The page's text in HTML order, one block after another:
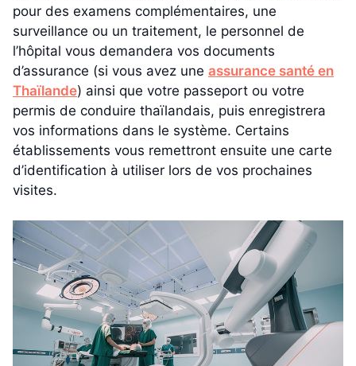
pour des examens complémentaires, une
surveillance ou un traitement, le personnel de
l’hôpital vous demandera vos documents
d’assurance (si vous avez une assurance santé en
Thaïlande) ainsi que votre passeport ou votre
permis de conduire thaïlandais, puis enregistrera
vos informations dans le système. Certains
établissements vous remettront ensuite une carte
d’identification à utiliser lors de vos prochaines
visites.